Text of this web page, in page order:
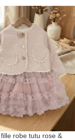
robe tutu rose &